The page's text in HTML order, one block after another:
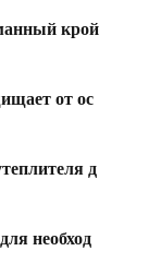
крой
от ос
д
для необход